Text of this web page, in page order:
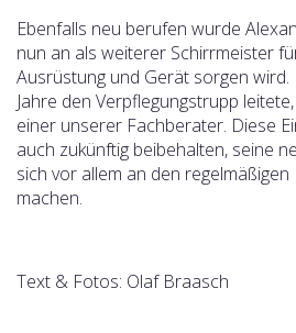
Ebenfalls neu berufen wurde
nun an als weiterer Schirrmeister
Ausrüstung und Gerät sorgen wird.
Jahre den Verpflegungstrupp
einer unserer Fachberater. Diese
auch zukünftig beibehalten, seine
sich vor allem an den
machen.
Text & Fotos: Olaf Braasch